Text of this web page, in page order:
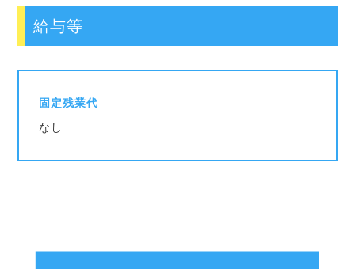
給与等
固定残業代
なし